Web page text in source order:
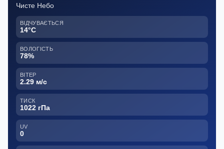
Чисте Небо
ВІДЧУВАЄТЬСЯ
14°C
ВОЛОГІСТЬ
78%
ВІТЕР
2.29 м/с
ТИСК
1022 гПа
UV
0